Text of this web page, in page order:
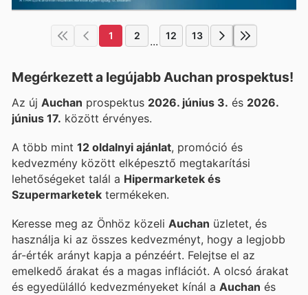
1 2 ... 12 13
Megérkezett a legújabb Auchan prospektus!
Az új Auchan prospektus 2026. június 3. és 2026.
június 17. között érvényes.
A több mint 12 oldalnyi ajánlat, promóció és
kedvezmény között elképesztő megtakarítási
lehetőségeket talál a Hipermarketek és
Szupermarketek termékeken.
Keresse meg az Önhöz közeli Auchan üzletet, és
használja ki az összes kedvezményt, hogy a legjobb
ár-érték arányt kapja a pénzéért. Felejtse el az
emelkedő árakat és a magas inflációt. A olcsó árakat
és egyedülálló kedvezményeket kínál a Auchan és